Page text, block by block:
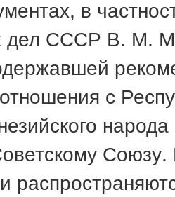
в
дел СССР В. М.
с